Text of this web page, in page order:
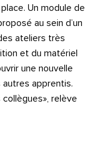
Un module de
au sein d’un
ateliers très
et du matériel
une nouvelle
apprentis.
relève